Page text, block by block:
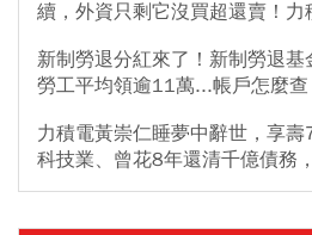
續，外資只剩它沒買超還賣！
新制勞退分紅來了！新制勞退基
勞工平均領逾11萬...帳戶怎麼查
力積電黃崇仁睡夢中辭世，享
科技業、曾花8年還清千億債務